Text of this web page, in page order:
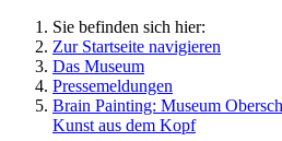
Sie befinden sich hier:
Zur Startseite navigieren
Das Museum
Pressemeldungen
Brain Painting: Museum
Kunst aus dem Kopf